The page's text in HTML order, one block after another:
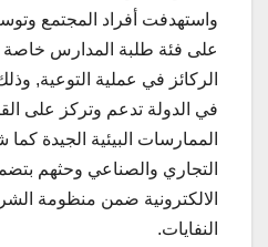
على فئة طلبة المدارس خاصة
الركائز في عملية التوعية,
في الدولة تدعم وتركز على
الممارسات البيئية الجيدة
التجاري والصناعي وحثهم
الالكترونية ضمن منظومة
النفايات.